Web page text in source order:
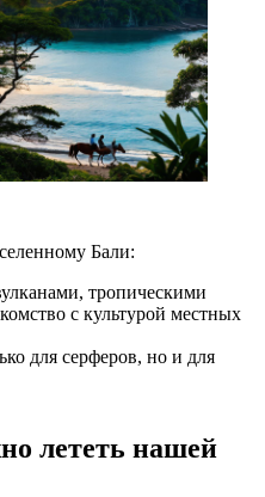
Бали:
тропическими
с культурой местных
для серферов, но и для
лететь нашей